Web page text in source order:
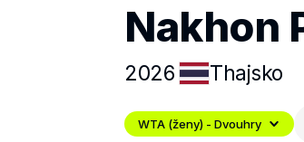
Nakhon
2026 Thajsko
WTA (ženy) - Dvouhry